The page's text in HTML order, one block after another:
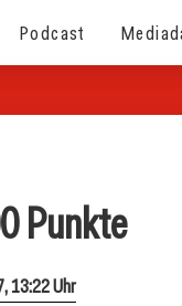
Podcast
Punkte
13:22 Uhr